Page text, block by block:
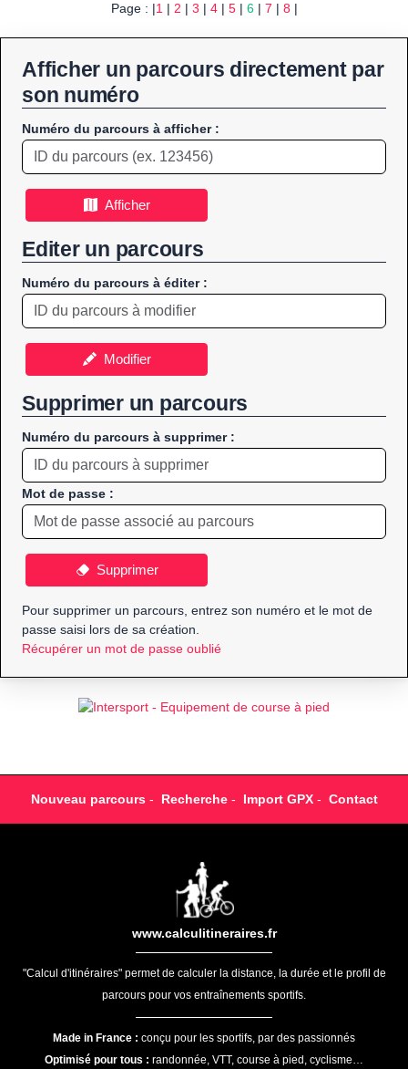
Page : |1| 2 | 3 | 4| 5| 6| 7 | 8 |
Afficher un parcours directement par
son numéro
Numéro du parcours à afficher :
Afficher
Editer un parcours
Numéro du parcours à éditer :
Modifier
Supprimer un parcours
Numéro du parcours à supprimer :
Mot de passe :
Supprimer
Pour supprimer un parcours, entrez son numéro et le mot de
passe saisi lors de sa création.
Récupérer un mot de passe oublié
Nouveau parcours- Recherche- Import GPX- Contact
www.calculitineraires.fr
"Calcul d'itinéraires" permet de calculer la distance, la durée et le profil de
parcours pour vos entraînements sportifs.
Made in France : conçu pour les sportifs, par des passionnés
Optimisé pour tous : randonnée, VTT, course à pied, cyclisme…